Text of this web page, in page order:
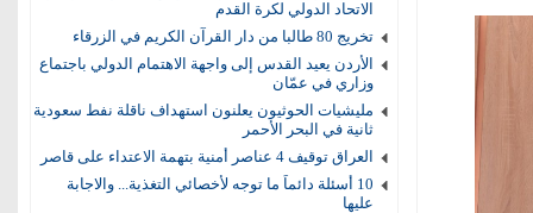
الاتحاد الدولي لكرة القدم
تخريج 80 طالبا من دار القرآن الكريم في الزرقاء
الأردن يعيد القدس إلى واجهة الاهتمام الدولي باجتماع
وزاري في عمّان
مليشيات الحوثيون يعلنون استهداف ناقلة نفط سعودية
ثانية في البحر الأحمر
العراق توقيف 4 عناصر أمنية بتهمة الاعتداء على قاصر
10 أسئلة دائماً ما توجه لأخصائي التغذية... والاجابة
عليها